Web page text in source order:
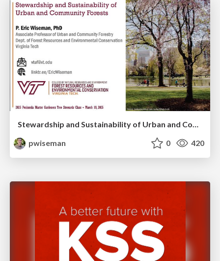
Stewardship and Sustainability of Urban and Community Forests
pwiseman
0 420